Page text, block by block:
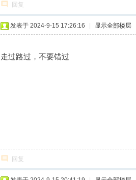
回复
发表于 2024-9-15 17:26:16 显示全部楼层
走过路过，不要错过
回复